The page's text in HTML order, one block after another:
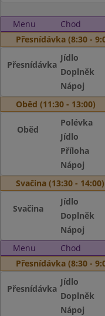
Menu Chod
Přesnídávka (8:30 -
Přesnídávka
Jídlo
Doplněk
Nápoj
Oběd (11:30 - 13:00)
Oběd
Polévka
Jídlo
Příloha
Nápoj
Svačina (13:30 - 14:00)
Svačina
Jídlo
Doplněk
Nápoj
Menu
Chod
Přesnídávka (8:30 -
Přesnídávka
Jídlo
Doplněk
Nápoj